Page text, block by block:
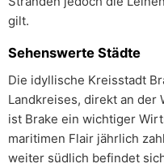
gilt.
Sehenswerte Städte
Die idyllische Kreisstadt
Landkreises, direkt an der
ist Brake ein wichtiger
maritimen Flair jährlich
weiter südlich befindet